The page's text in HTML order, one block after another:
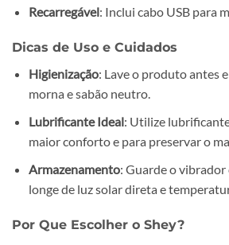
Recarregável: Inclui cabo USB para
Dicas de Uso e Cuidados
Higienização: Lave o produto antes
morna e sabão neutro.
Lubrificante Ideal: Utilize
maior conforto e para preservar o
Armazenamento: Guarde o vibrador
longe de luz solar direta e
Por Que Escolher o Shey?